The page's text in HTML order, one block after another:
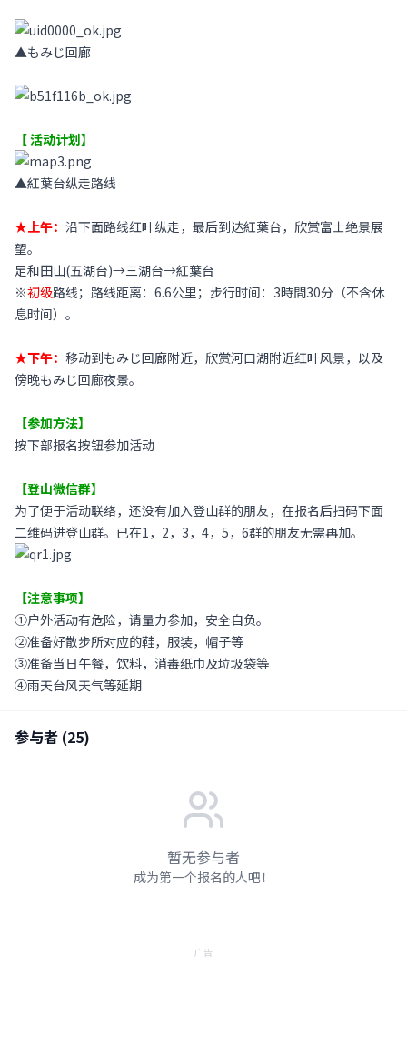
▲もみじ回廊
【 活动计划】
▲紅葉台纵走路线
★上午： 沿下面路线红叶纵走，最后到达紅葉台，欣赏富士绝景展
望。
足和田山(五湖台)→三湖台→紅葉台
※初级路线；路线距离：6.6公里；步行时间：3時間30分（不含休
息时间）。
★下午： 移动到もみじ回廊附近，欣赏河口湖附近红叶风景，以及
傍晚もみじ回廊夜景。
【参加方法】
按下部报名按钮参加活动
【登山微信群】
为了便于活动联络，还没有加入登山群的朋友，在报名后扫码下面
二维码进登山群。已在1，2，3，4，5，6群的朋友无需再加。
【注意事项】
①户外活动有危险，请量力参加，安全自负。
②准备好散步所对应的鞋，服装，帽子等
③准备当日午餐，饮料，消毒纸巾及垃圾袋等
④雨天台风天气等延期
参与者 (25)
暂无参与者
成为第一个报名的人吧！
广告